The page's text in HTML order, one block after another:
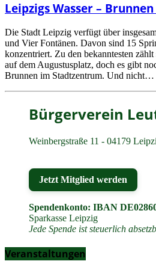
Leipzigs Wasser –
Die Stadt Leipzig verfügt über
und Vier Fontänen. Davon sind 15
konzentriert. Zu den bekanntesten
auf dem Augustusplatz, doch es gibt
Brunnen im Stadtzentrum. Und nicht…
Bürgerverein
Weinbergstraße 11 - 04179
Jetzt Mitglied werden
Spendenkonto: IBAN
Sparkasse Leipzig
Jede Spende ist steuerlich
Veranstaltungen